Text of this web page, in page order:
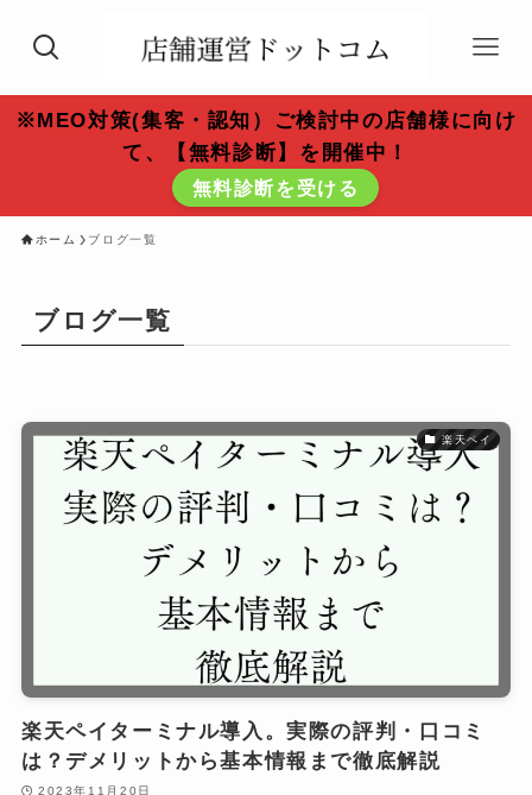
※MEO対策(集客・認知）ご検討中の店舗様に向け
て、【無料診断】を開催中！
無料診断を受ける
ホーム ブログ一覧
ブログ一覧
楽天ペイ
楽天ペイターミナル導入。実際の評判・口コミ
は？デメリットから基本情報まで徹底解説
2023年11月20日